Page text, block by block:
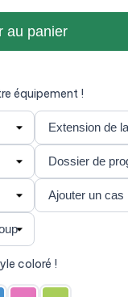
au panier
équipement !
coloré !